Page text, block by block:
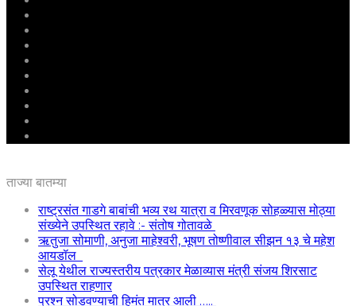
ताज्या बातम्या
राष्ट्रसंत गाडगे बाबांची भव्य रथ यात्रा व मिरवणूक सोहळ्यास मोठ्या
संख्येने उपस्थित रहावे :- संतोष गोतावळे
ऋतुजा सोमाणी, अनुजा माहेश्वरी, भूषण तोष्णीवाल सीझन १३ चे महेश
आयडॉल
सेलू येथील राज्यस्तरीय पत्रकार मेळाव्यास मंत्री संजय शिरसाट
उपस्थित राहणार
प्रश्न सोडवण्याची हिमंत मात्र आली …..